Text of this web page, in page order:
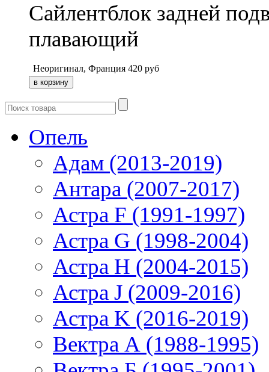
Сайлентблок задней
плавающий
Неоригинал, Франция 420 руб
Опель
Адам (2013-2019)
Антара (2007-2017)
Астра F (1991-1997)
Астра G (1998-2004)
Астра H (2004-2015)
Астра J (2009-2016)
Астра K (2016-2019)
Вектра А (1988-1995)